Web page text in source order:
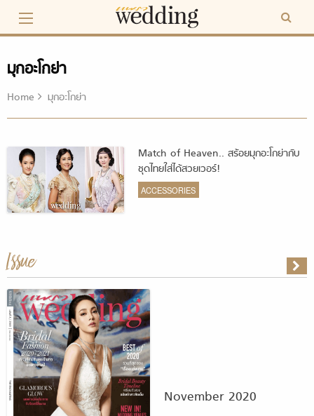
content
มุกอะโกย่า
Home มุกอะโกย่า
Match of Heaven.. สร้อยมุกอะโกย่ากับ
ชุดไทยใส่ได้สวยเวอร์!
ACCESSORIES
Issue
November 2020